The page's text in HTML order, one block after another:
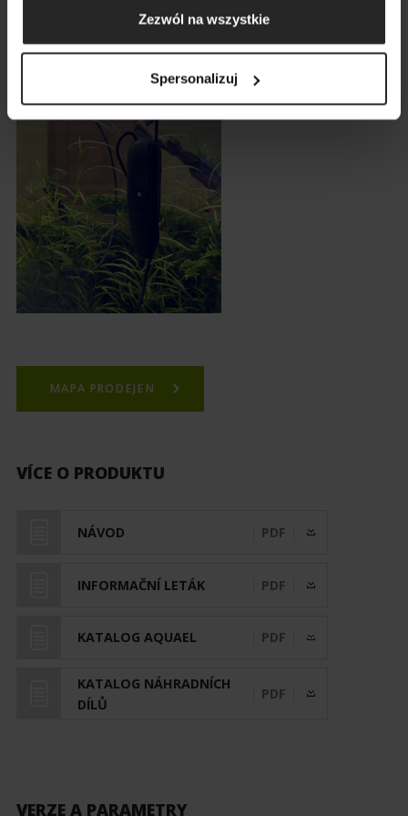
Zezwól na wszystkie
Spersonalizuj
MAPA PRODEJEN
VÍCE O PRODUKTU
NÁVOD PDF
INFORMAČNÍ LETÁK PDF
KATALOG AQUAEL PDF
KATALOG NÁHRADNÍCH
DÍLŮ
PDF
VERZE A PARAMETRY